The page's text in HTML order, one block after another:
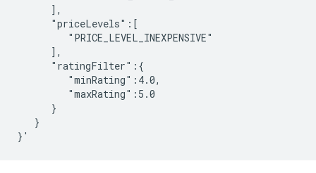
      ],
      "priceLevels":[
         "PRICE_LEVEL_INEXPENSIVE"
      ],
      "ratingFilter":{
         "minRating":4.0,
         "maxRating":5.0
      }
   }